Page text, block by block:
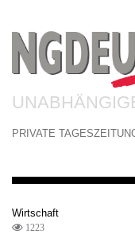
PRIVATE
Wirtschaft
1223